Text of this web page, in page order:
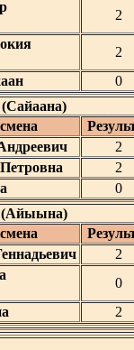
2
2
0
2
2
0
2
0
2